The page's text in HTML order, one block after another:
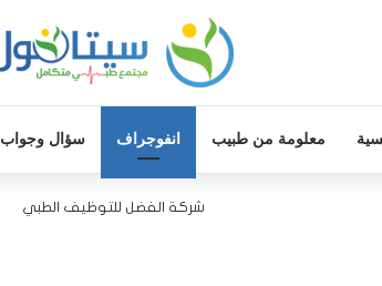
معلومة من طبيب انفوجراف سؤال وجواب
شركة الفضل للتوظيف الطبي